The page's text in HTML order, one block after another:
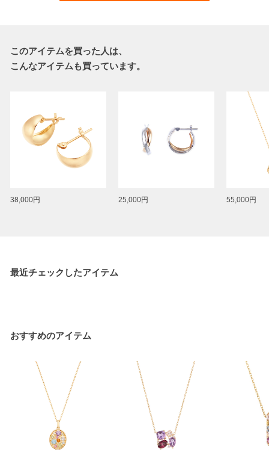
このアイテムを買った人は、
こんなアイテムも買っています。
38,000円 25,000円 55,000円
最近チェックしたアイテム
おすすめのアイテム